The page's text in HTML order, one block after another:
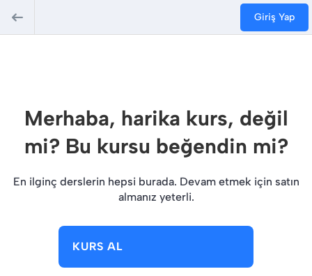
Giriş Yap
Merhaba, harika kurs, değil
mi? Bu kursu beğendin mi?
En ilginç derslerin hepsi burada. Devam etmek için satın
almanız yeterli.
KURS AL